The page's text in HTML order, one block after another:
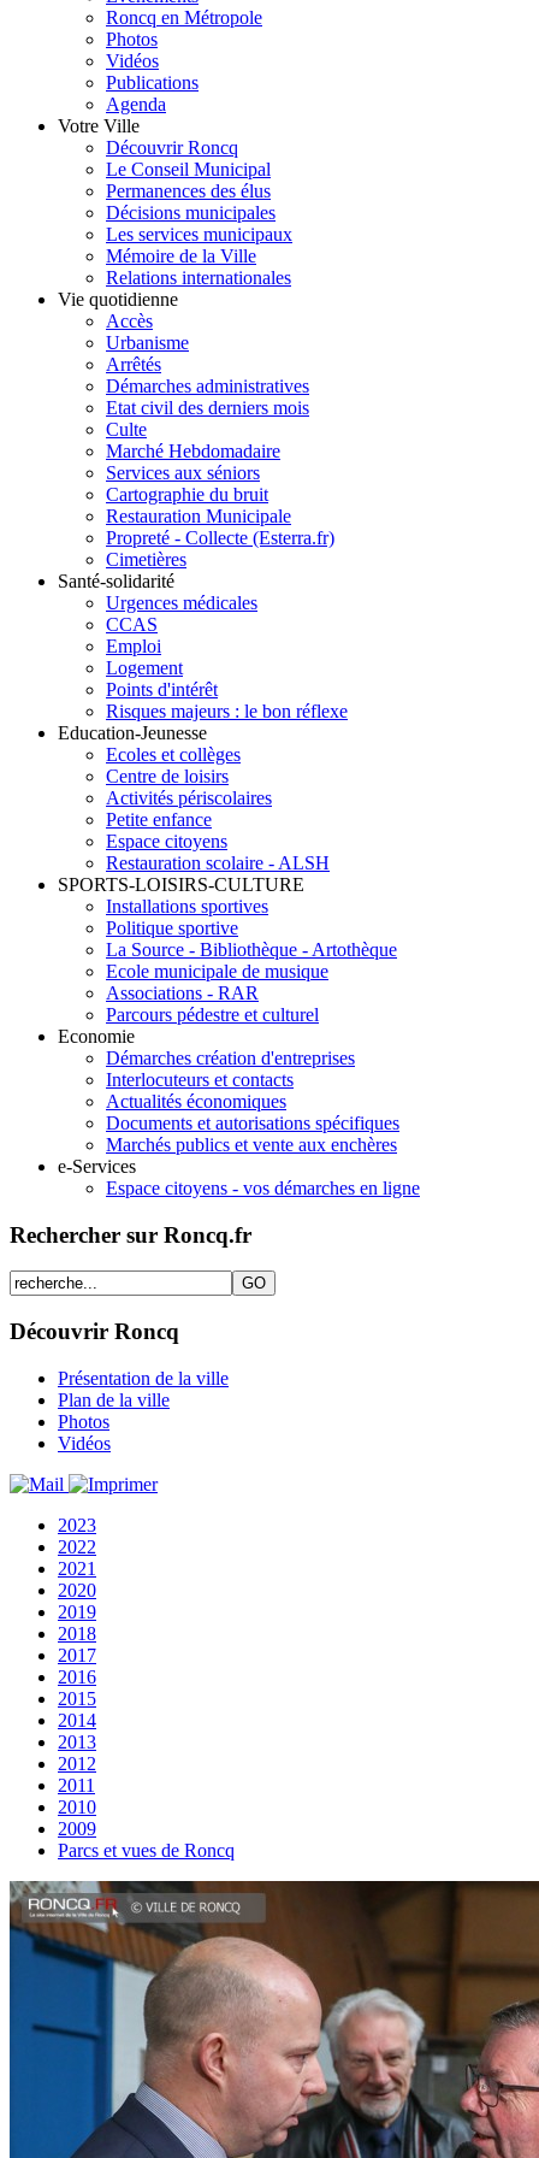
Roncq en Métropole
Photos
Vidéos
Publications
Agenda
Votre Ville
Découvrir Roncq
Le Conseil Municipal
Permanences des élus
Décisions municipales
Les services municipaux
Mémoire de la Ville
Relations internationales
Vie quotidienne
Accès
Urbanisme
Arrêtés
Démarches administratives
Etat civil des derniers mois
Culte
Marché Hebdomadaire
Services aux séniors
Cartographie du bruit
Restauration Municipale
Propreté - Collecte (Esterra.fr)
Cimetières
Santé-solidarité
Urgences médicales
CCAS
Emploi
Logement
Points d'intérêt
Risques majeurs : le bon réflexe
Education-Jeunesse
Ecoles et collèges
Centre de loisirs
Activités périscolaires
Petite enfance
Espace citoyens
Restauration scolaire - ALSH
SPORTS-LOISIRS-CULTURE
Installations sportives
Politique sportive
La Source - Bibliothèque - Artothèque
Ecole municipale de musique
Associations - RAR
Parcours pédestre et culturel
Economie
Démarches création d'entreprises
Interlocuteurs et contacts
Actualités économiques
Documents et autorisations spécifiques
Marchés publics et vente aux enchères
e-Services
Espace citoyens - vos démarches en ligne
Rechercher sur Roncq.fr
Découvrir Roncq
Présentation de la ville
Plan de la ville
Photos
Vidéos
2023
2022
2021
2020
2019
2018
2017
2016
2015
2014
2013
2012
2011
2010
2009
Parcs et vues de Roncq